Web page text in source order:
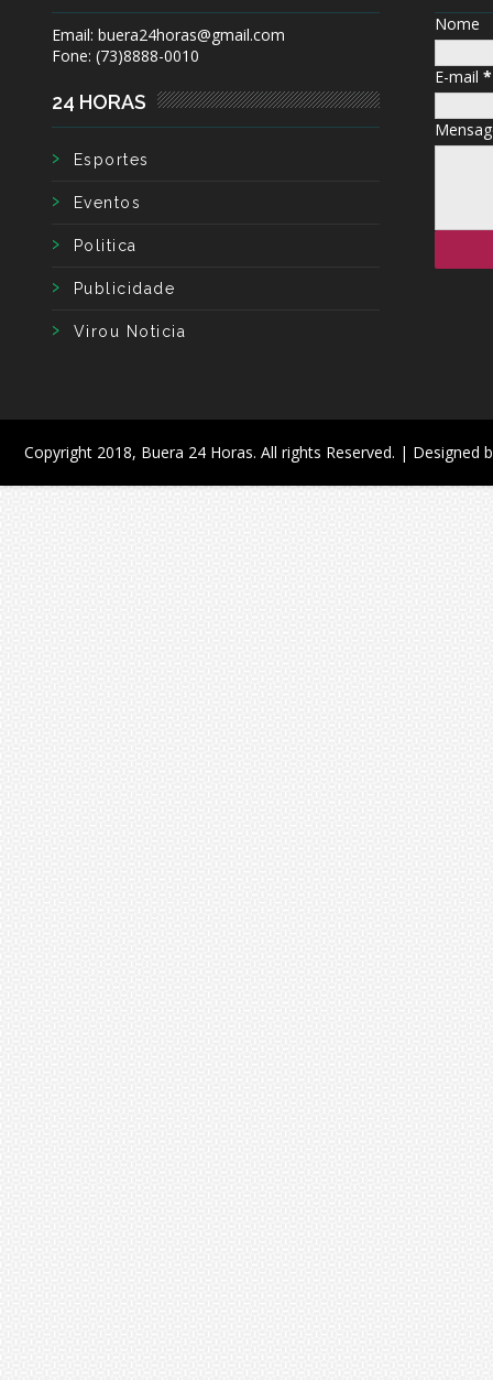
Email: buera24horas@gmail.com
Fone: (73)8888-0010
24 HORAS
Esportes
Eventos
Politica
Publicidade
Virou Noticia
Nome
E-mail *
Copyright 2018, Buera 24 Horas. All rights Reserved. | Designed